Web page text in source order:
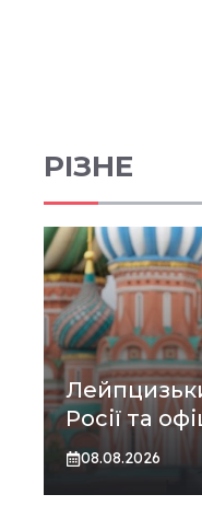
РІЗНЕ
Росії та
08.08.2026